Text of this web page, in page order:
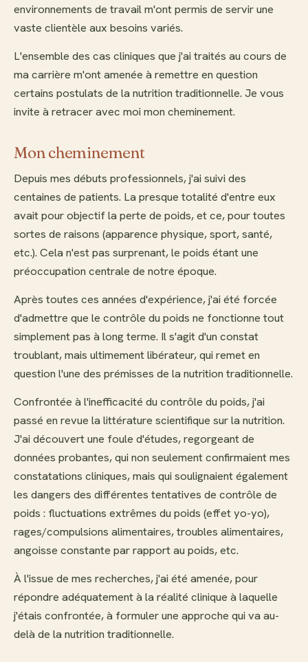
environnements de travail m'ont permis de servir une
vaste clientèle aux besoins variés.
L'ensemble des cas cliniques que j'ai traités au cours de
ma carrière m'ont amenée à remettre en question
certains postulats de la nutrition traditionnelle. Je vous
invite à retracer avec moi mon cheminement.
Mon cheminement
Depuis mes débuts professionnels, j'ai suivi des
centaines de patients. La presque totalité d'entre eux
avait pour objectif la perte de poids, et ce, pour toutes
sortes de raisons (apparence physique, sport, santé,
etc.). Cela n'est pas surprenant, le poids étant une
préoccupation centrale de notre époque.
Après toutes ces années d'expérience, j'ai été forcée
d'admettre que le contrôle du poids ne fonctionne tout
simplement pas à long terme. Il s'agit d'un constat
troublant, mais ultimement libérateur, qui remet en
question l'une des prémisses de la nutrition traditionnelle.
Confrontée à l'inefficacité du contrôle du poids, j'ai
passé en revue la littérature scientifique sur la nutrition.
J'ai découvert une foule d'études, regorgeant de
données probantes, qui non seulement confirmaient mes
constatations cliniques, mais qui soulignaient également
les dangers des différentes tentatives de contrôle de
poids : fluctuations extrêmes du poids (effet yo-yo),
rages/compulsions alimentaires, troubles alimentaires,
angoisse constante par rapport au poids, etc.
À l'issue de mes recherches, j'ai été amenée, pour
répondre adéquatement à la réalité clinique à laquelle
j'étais confrontée, à formuler une approche qui va au-
delà de la nutrition traditionnelle.